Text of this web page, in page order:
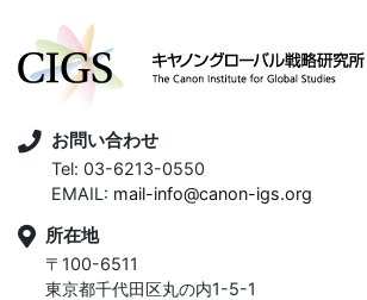
お問い合わせ
Tel: 03-6213-0550
EMAIL: mail-info@canon-igs.org
所在地
〒100-6511
東京都千代田区丸の内1-5-1